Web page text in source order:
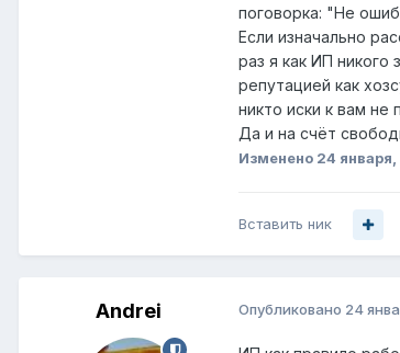
поговорка: "Не
Если изначально
раз я как ИП
репутацией как
никто иски к вам не
Да и на счёт
Изменено 24
Вставить ник
Andrei Опубликовано 24